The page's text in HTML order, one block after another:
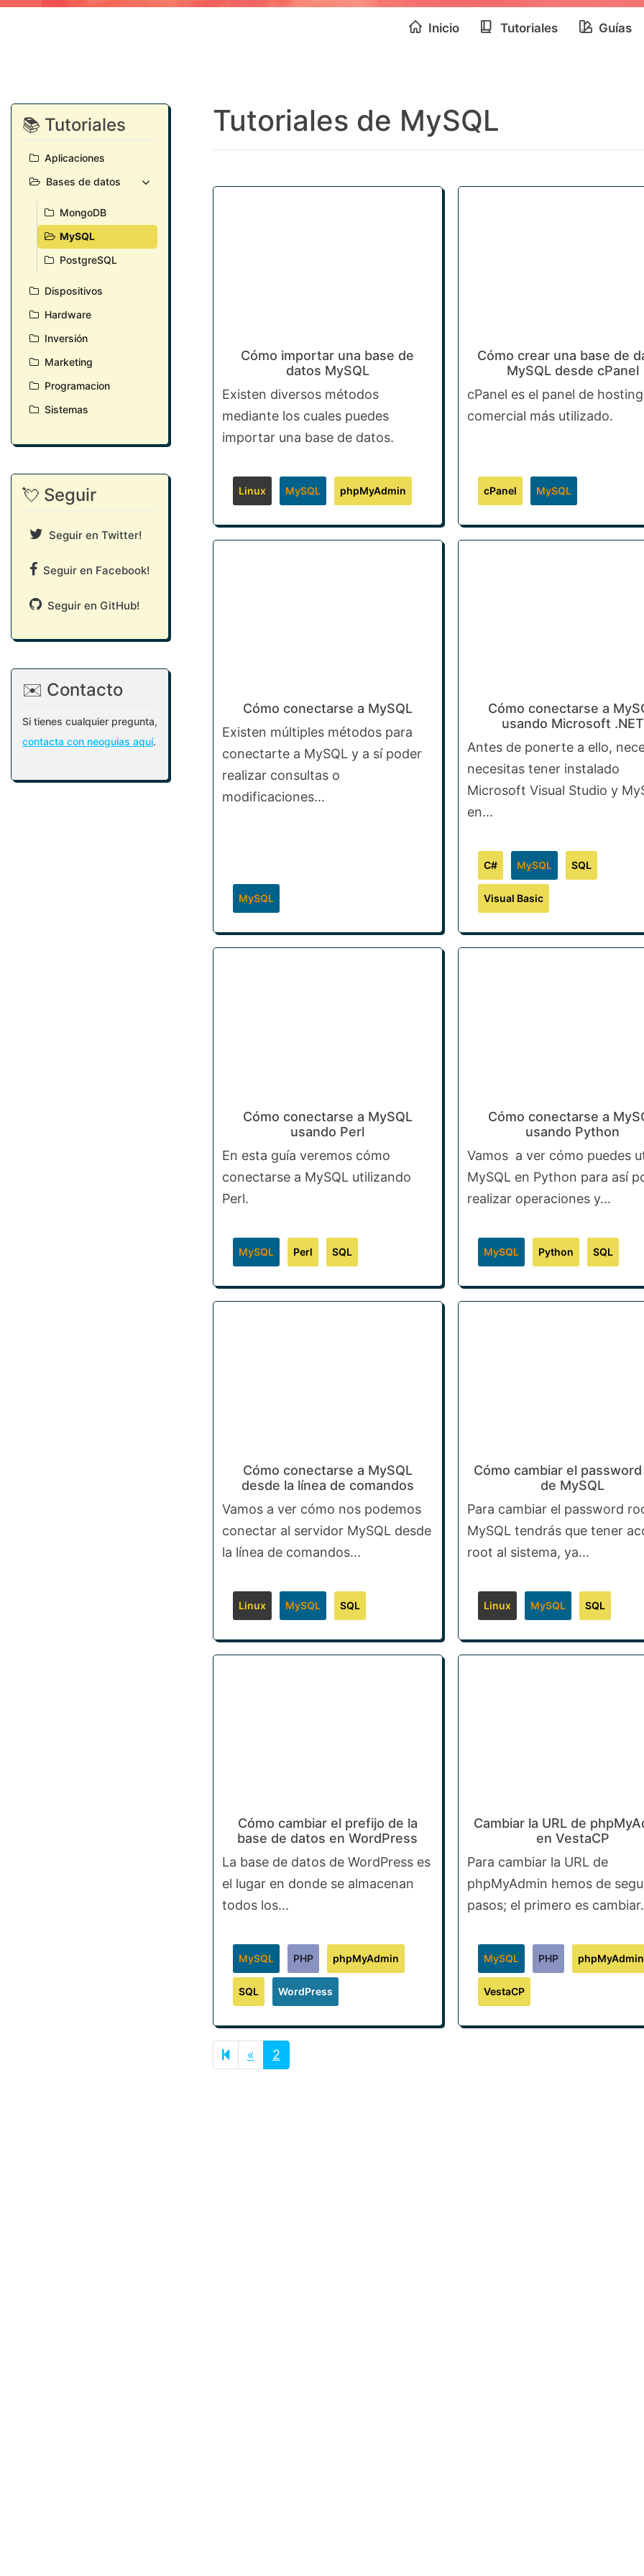
Inicio Tutoriales Guías
📚 Tutoriales
Aplicaciones
Bases de datos
MongoDB
MySQL
PostgreSQL
Dispositivos
Hardware
Inversión
Marketing
Programacion
Sistemas
💘 Seguir
Seguir en Twitter!
Seguir en Facebook!
Seguir en GitHub!
✉️ Contacto
Si tienes cualquier pregunta,
contacta con neoguias aquí.
Tutoriales de MySQL
Cómo importar una base de
datos MySQL
Existen diversos métodos
mediante los cuales puedes
importar una base de datos.
Linux MySQL phpMyAdmin
Cómo crear una base de
MySQL desde cPanel
cPanel es el panel de hosting
comercial más utilizado.
cPanel MySQL
Cómo conectarse a MySQL
Existen múltiples métodos para
conectarte a MySQL y a sí poder
realizar consultas o
modificaciones...
MySQL
Cómo conectarse a
usando Microsoft .NET
Antes de ponerte a ello,
necesitas tener instalado
Microsoft Visual Studio y
en...
C# MySQL SQL
Visual Basic
Cómo conectarse a MySQL
usando Perl
En esta guía veremos cómo
conectarse a MySQL utilizando
Perl.
MySQL Perl SQL
Cómo conectarse a
usando Python
Vamos a ver cómo puedes
MySQL en Python para así
realizar operaciones y...
MySQL Python SQL
Cómo conectarse a MySQL
desde la línea de comandos
Vamos a ver cómo nos podemos
conectar al servidor MySQL desde
la línea de comandos...
Linux MySQL SQL
Cómo cambiar el
de MySQL
Para cambiar el password
MySQL tendrás que tener
root al sistema, ya...
Linux MySQL SQL
Cómo cambiar el prefijo de la
base de datos en WordPress
La base de datos de WordPress es
el lugar en donde se almacenan
todos los...
MySQL PHP phpMyAdmin
SQL WordPress
Cambiar la URL de
en VestaCP
Para cambiar la URL de
phpMyAdmin hemos de
pasos; el primero es
MySQL PHP phpMyAdmin
VestaCP
«Previous page
2